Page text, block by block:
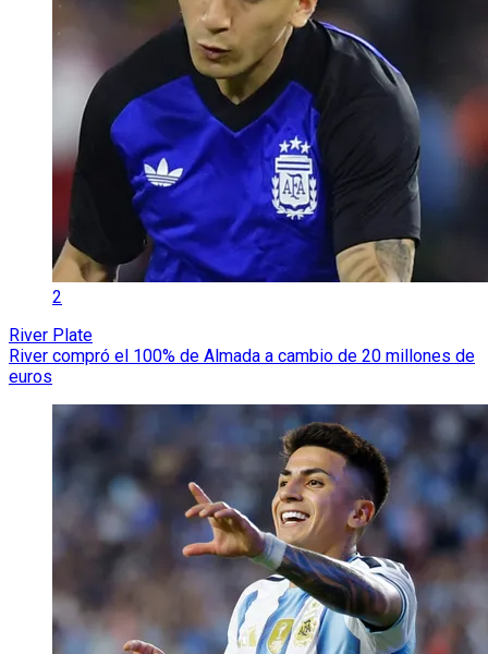
2
River Plate
River compró el 100% de Almada a cambio de 20 millones de
euros